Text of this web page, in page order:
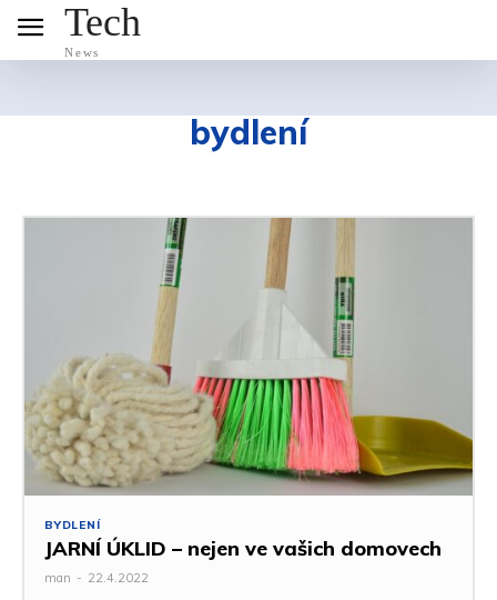
Tech
News
bydlení
BYDLENÍ
JARNÍ ÚKLID – nejen ve vašich domovech
man - 22.4.2022